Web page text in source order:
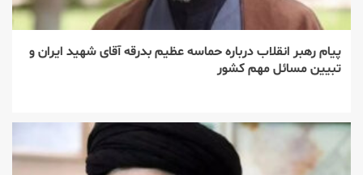
پیام رهبر انقلاب درباره حماسه عظیم بدرقه آقای شهید ایران و
تبیین مسائل مهم کشور